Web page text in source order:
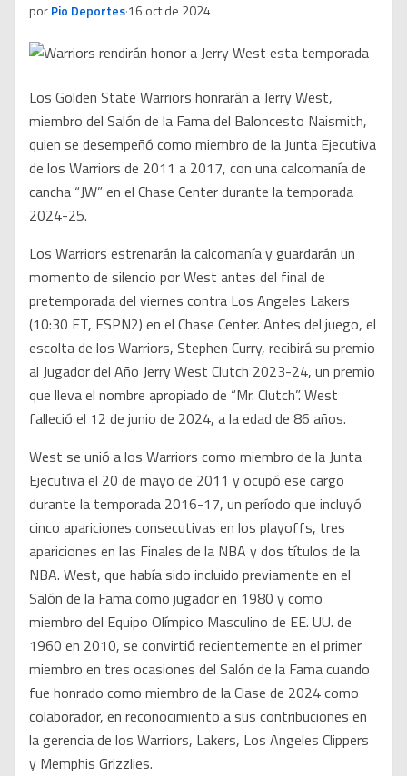
porPio Deportes·16 oct de 2024
Los Golden State Warriors honrarán a Jerry West,
miembro del Salón de la Fama del Baloncesto Naismith,
quien se desempeñó como miembro de la Junta Ejecutiva
de los Warriors de 2011 a 2017, con una calcomanía de
cancha “JW” en el Chase Center durante la temporada
2024-25.
Los Warriors estrenarán la calcomanía y guardarán un
momento de silencio por West antes del final de
pretemporada del viernes contra Los Angeles Lakers
(10:30 ET, ESPN2) en el Chase Center. Antes del juego, el
escolta de los Warriors, Stephen Curry, recibirá su premio
al Jugador del Año Jerry West Clutch 2023-24, un premio
que lleva el nombre apropiado de “Mr. Clutch”. West
falleció el 12 de junio de 2024, a la edad de 86 años.
West se unió a los Warriors como miembro de la Junta
Ejecutiva el 20 de mayo de 2011 y ocupó ese cargo
durante la temporada 2016-17, un período que incluyó
cinco apariciones consecutivas en los playoffs, tres
apariciones en las Finales de la NBA y dos títulos de la
NBA. West, que había sido incluido previamente en el
Salón de la Fama como jugador en 1980 y como
miembro del Equipo Olímpico Masculino de EE. UU. de
1960 en 2010, se convirtió recientemente en el primer
miembro en tres ocasiones del Salón de la Fama cuando
fue honrado como miembro de la Clase de 2024 como
colaborador, en reconocimiento a sus contribuciones en
la gerencia de los Warriors, Lakers, Los Angeles Clippers
y Memphis Grizzlies.